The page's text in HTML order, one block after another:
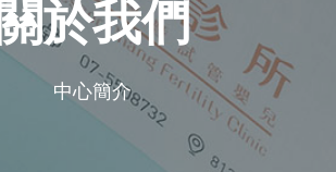
關於我們
中心簡介